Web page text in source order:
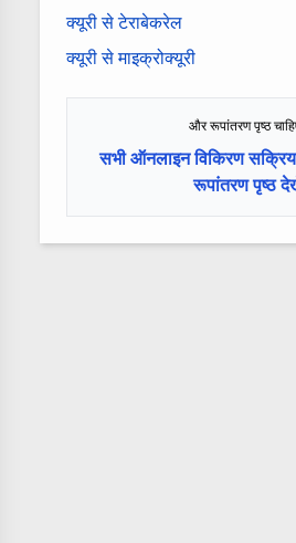
क्यूरी से टेराबेकरेल
क्यूरी से माइक्रोक्यूरी
और रूपांतरण पृष्ठ
सभी ऑनलाइन विकिरण
रूपांतरण पृष्ठ